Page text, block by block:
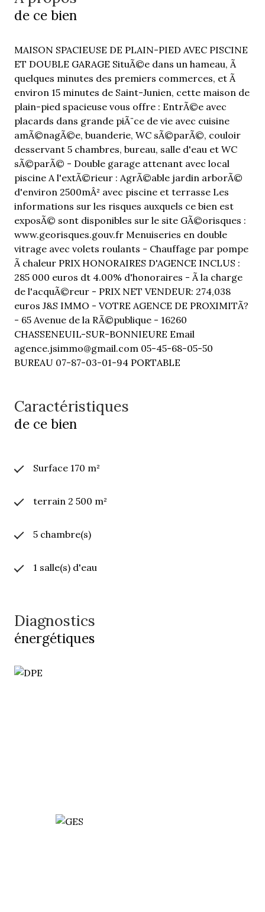
de ce bien
MAISON SPACIEUSE DE PLAIN-PIED AVEC PISCINE
ET DOUBLE GARAGE SituÃ©e dans un hameau, Ã
quelques minutes des premiers commerces, et Ã
environ 15 minutes de Saint-Junien, cette maison de
plain-pied spacieuse vous offre : EntrÃ©e avec
placards dans grande piÃ¨ce de vie avec cuisine
amÃ©nagÃ©e, buanderie, WC sÃ©parÃ©, couloir
desservant 5 chambres, bureau, salle d'eau et WC
sÃ©parÃ© - Double garage attenant avec local
piscine A l'extÃ©rieur : AgrÃ©able jardin arborÃ©
d'environ 2500mÂ² avec piscine et terrasse Les
informations sur les risques auxquels ce bien est
exposÃ© sont disponibles sur le site GÃ©orisques :
www.georisques.gouv.fr Menuiseries en double
vitrage avec volets roulants - Chauffage par pompe
Ã chaleur PRIX HONORAIRES D'AGENCE INCLUS :
285 000 euros dt 4.00% d'honoraires - Ã la charge
de l'acquÃ©reur - PRIX NET VENDEUR: 274,038
euros J&S IMMO - VOTRE AGENCE DE PROXIMITÃ?
- 65 Avenue de la RÃ©publique - 16260
CHASSENEUIL-SUR-BONNIEURE Email
agence.jsimmo@gmail.com 05-45-68-05-50
BUREAU 07-87-03-01-94 PORTABLE
Caractéristiques
de ce bien
Surface 170 m²
terrain 2 500 m²
5 chambre(s)
1 salle(s) d'eau
Diagnostics
énergétiques